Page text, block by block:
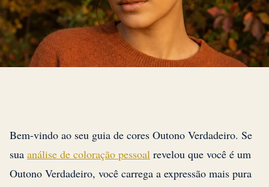
Bem-vindo ao seu guia de cores Outono Verdadeiro. Se
sua análise de coloração pessoal revelou que você é um
Outono Verdadeiro, você carrega a expressão mais pura